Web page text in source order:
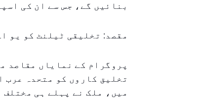
بنائیں گے، جس سے ان کی
مقصد: تخلیقی ٹیلنٹ کو یو
پروگرام کے نمایاں مقاصد
تخلیق کاروں کو متحدہ عرب
میں، ملک نے پہلے ہی